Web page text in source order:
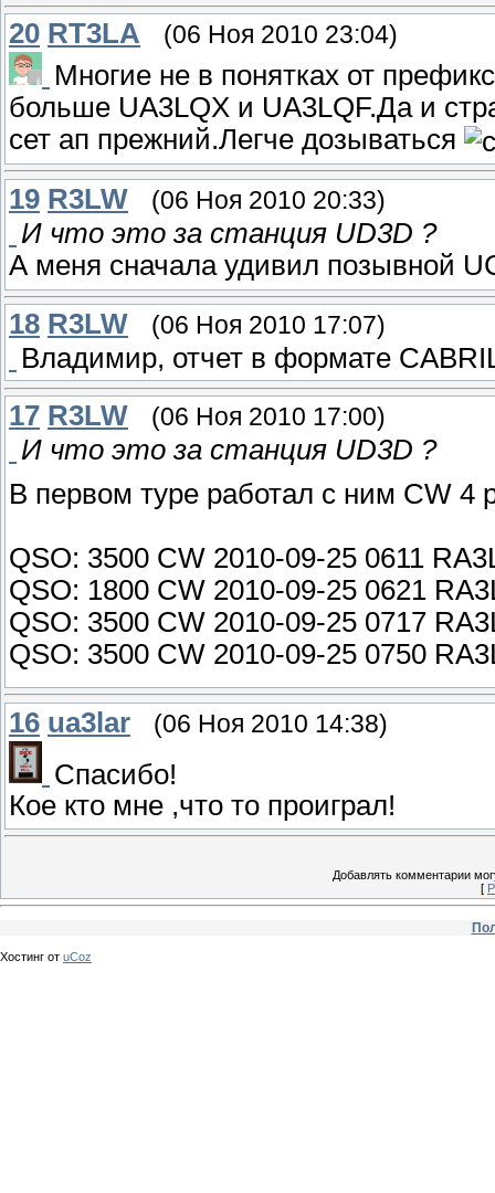
20 RT3LA (06 Ноя 2010 23:04)
Многие не в понятках от
больше UA3LQX и UA3LQF.Да и
сет ап прежний.Легче дозываться
19 R3LW (06 Ноя 2010 20:33)
И что это за станция UD3D ?
А меня сначала удивил позывной
18 R3LW (06 Ноя 2010 17:07)
Владимир, отчет в формате
17 R3LW (06 Ноя 2010 17:00)
И что это за станция UD3D ?
В первом туре работал с ним CW 4
QSO: 3500 CW 2010-09-25 0611
QSO: 1800 CW 2010-09-25 0621
QSO: 3500 CW 2010-09-25 0717
QSO: 3500 CW 2010-09-25 0750
16 ua3lar (06 Ноя 2010 14:38)
Спасибо!
Кое кто мне ,что то проиграл!
Добавлять комментарии
[
Хостинг от uCoz